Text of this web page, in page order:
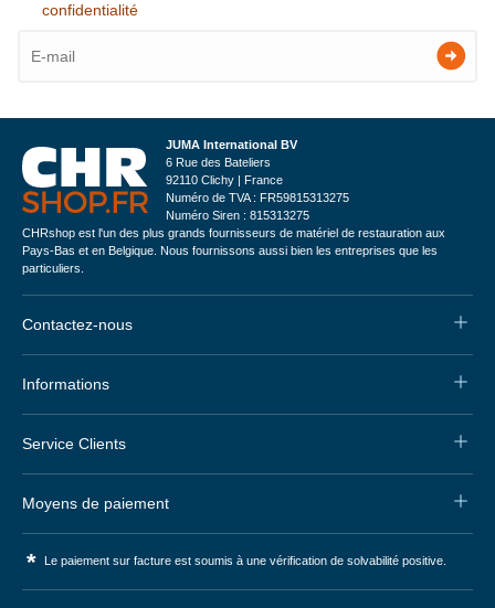
confidentialité
JUMA International BV
6 Rue des Bateliers
92110 Clichy | France
Numéro de TVA : FR59815313275
Numéro Siren : 815313275
CHRshop est l'un des plus grands fournisseurs de matériel de restauration aux
Pays-Bas et en Belgique. Nous fournissons aussi bien les entreprises que les
particuliers.
Contactez-nous
Informations
Service Clients
Moyens de paiement
* Le paiement sur facture est soumis à une vérification de solvabilité positive.